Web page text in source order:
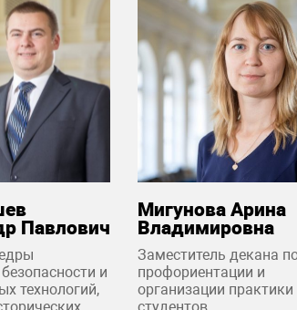
Павлович
и
технологий,
Мигунова Арина
Владимировна
Заместитель декана
профориентации и
организации практики